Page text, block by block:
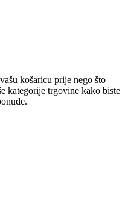
košaricu prije nego što
kategorije trgovine kako biste